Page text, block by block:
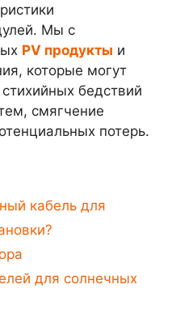
Мы с
PV продукты и
которые могут
бедствий
смягчение
потерь.
кабель для
для солнечных